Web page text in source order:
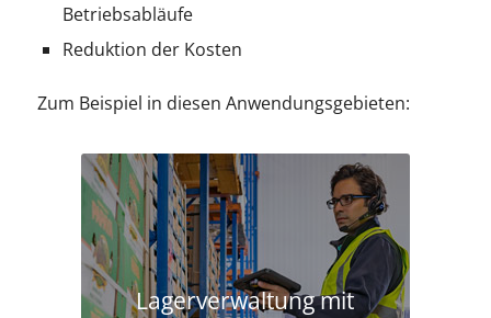
Betriebsabläufe
Reduktion der Kosten
Zum Beispiel in diesen Anwendungsgebieten:
Lagerverwaltung mit